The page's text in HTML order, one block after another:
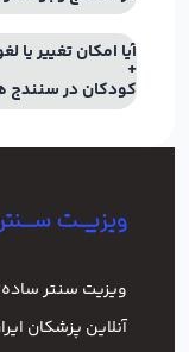
آیا امکان تغییر
کودکان در سنندج
ویزیت سنتر
آنلاین پزشکان